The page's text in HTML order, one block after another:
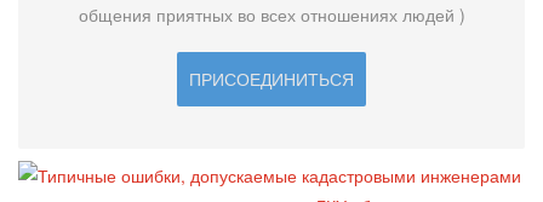
общения приятных во всех отношениях людей )
ПРИСОЕДИНИТЬСЯ